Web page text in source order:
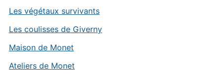
Les végétaux survivants
Les coulisses de Giverny
Maison de Monet
Ateliers de Monet